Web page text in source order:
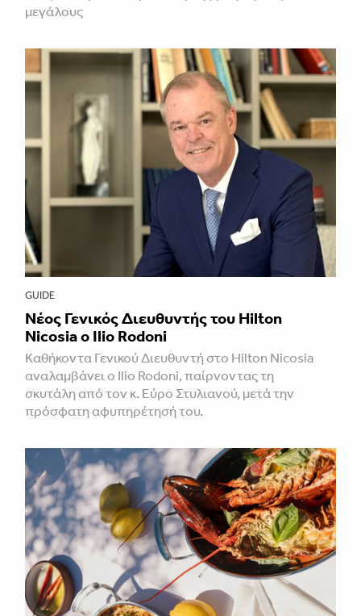
μεγάλους
GUIDE
Νέος Γενικός Διευθυντής του Hilton
Nicosia ο Ilio Rodoni
Καθήκοντα Γενικού Διευθυντή στο Hilton Nicosia
αναλαμβάνει ο Ilio Rodoni, παίρνοντας τη
σκυτάλη από τον κ. Εύρο Στυλιανού, μετά την
πρόσφατη αφυπηρέτησή του.